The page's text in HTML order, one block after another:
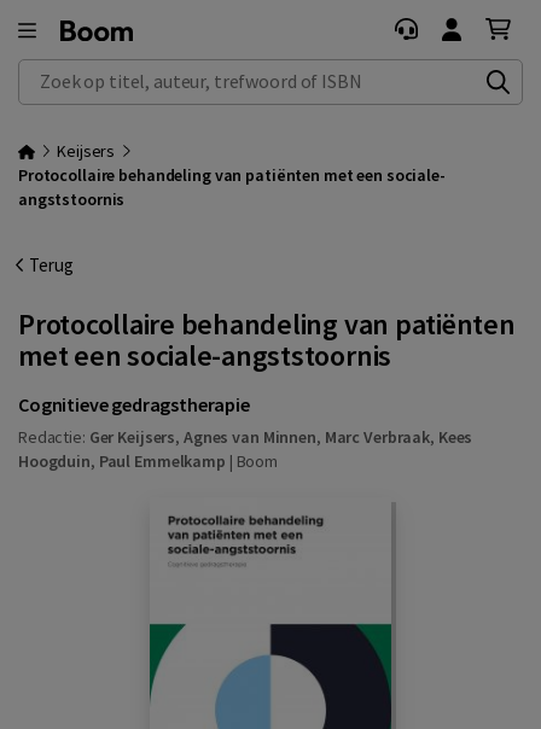
Zoek op titel, auteur, trefwoord of ISBN
Keijsers
Protocollaire behandeling van patiënten met een sociale-
angststoornis
Terug
Protocollaire behandeling van patiënten
met een sociale-angststoornis
Cognitieve gedragstherapie
Redactie: Ger Keijsers, Agnes van Minnen, Marc Verbraak, Kees
Hoogduin, Paul Emmelkamp | Boom